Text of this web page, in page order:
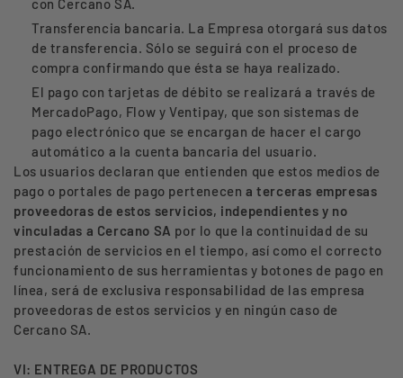
con Cercano SA.
Transferencia bancaria. La Empresa otorgará sus datos
de transferencia. Sólo se seguirá con el proceso de
compra confirmando que ésta se haya realizado.
El pago con tarjetas de débito se realizará a través de
MercadoPago, Flow y Ventipay, que son sistemas de
pago electrónico que se encargan de hacer el cargo
automático a la cuenta bancaria del usuario.
Los usuarios declaran que entienden que estos medios de
pago o portales de pago pertenecena terceras empresas
proveedoras de estos servicios, independientes y no
vinculadas a Cercano SA por lo que la continuidad de su
prestación de servicios en el tiempo, así como el correcto
funcionamiento de sus herramientas y botones de pago en
línea, será de exclusiva responsabilidad de las empresa
proveedoras de estos servicios y en ningún caso de
Cercano SA.
VI: ENTREGA DE PRODUCTOS